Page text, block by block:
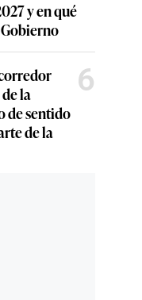
y en qué
la
de sentido
de la
6